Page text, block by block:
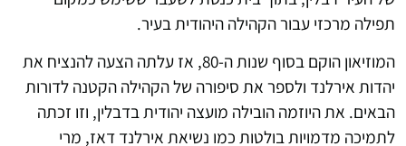
תפילה מרכזי עבור הקהילה היהודית בעיר.
המוזיאון הוקם בסוף שנות ה-80, אז עלתה הצעה להנציח את
יהדות אירלנד ולספר את סיפורה של הקהילה הקטנה לדורות
הבאים. את היוזמה הובילה מועצה יהודית בדבלין, וזו זכתה
לתמיכה מדמויות בולטות כמו נשיאת אירלנד דאז, מרי